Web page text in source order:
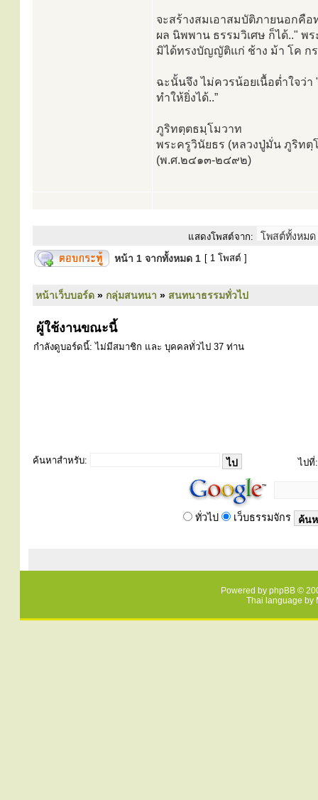
จะสร้างสมเอาสมบัติภายนอกคือ
ผล นิพพาน ธรรมวิเศษ ก็ได้.."
มิได้ทรงบัญญัติแก่ ช้าง ม้า โค ก
ฉะนั้นจึง ไม่ควรน้อยเนื้อตํ่าใจว่
ทำให้ยิ่งได้..”
ภูริทตฺตธมฺโมวาท
พระครูวินัยธร (หลวงปู่มั่น ภูริทตฺ
(พ.ศ.๒๔๑๓-๒๔๙๒)
แสดงโพสต์จาก:
หน้า 1 จากทั้งหมด 1 [ 1 โพสต์ ]
หน้าเว็บบอร์ด » กลุ่มสนทนา » สนทนาธรรมทั่วไป
ผู้ใช้งานขณะนี้
กำลังดูบอร์ดนี้: ไม่มีสมาชิก และ บุคคลทั่วไป 37 ท่าน
ค้นหาสำหรับ: ไปที่:
ทั่วไป เว็บธรรมจักร
Powered by phpBB ©
Thai language by